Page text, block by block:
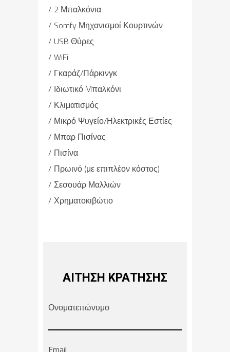
2 Μπαλκόνια
Somfy Μηχανισμοί Κουρτινών
USB Θύρες
WiFi
Γκαράζ/Πάρκινγκ
Ιδιωτικό Mπαλκόνι
Κλιματισμός
Μικρό Ψυγείο/Ηλεκτρικές Εστίες
Μπαρ Πισίνας
Πισίνα
Πρωινό (με επιπλέον κόστος)
Σεσουάρ Μαλλιών
Χρηματοκιβώτιο
ΑΙΤΗΣΗ ΚΡΑΤΗΣΗΣ
Ονοματεπώνυμο
Email